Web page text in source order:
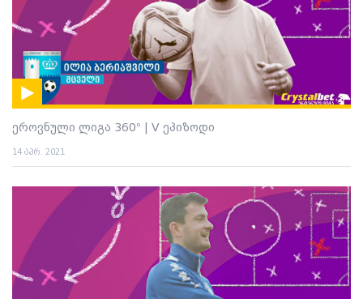
ეროვნული ლიგა 360° | V ეპიზოდი
14 აპრ. 2021